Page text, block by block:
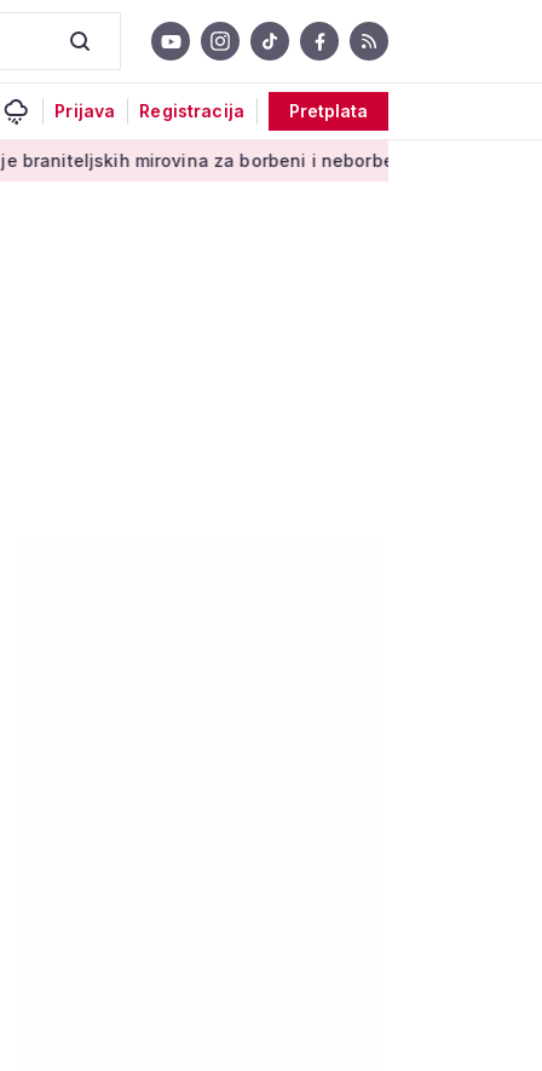
Prijava Registracija Pretplata
za borbeni i neborbeni sektor od početka 2027.